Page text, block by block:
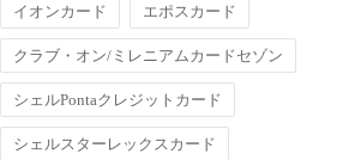
イオンカード エポスカード
クラブ・オン/ミレニアムカードセゾン
シェルPontaクレジットカード
シェルスターレックスカード